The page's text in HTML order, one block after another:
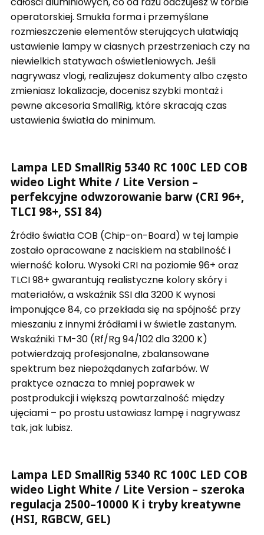
operatorskiej. Smukła forma i przemyślane
rozmieszczenie elementów sterujących ułatwiają
ustawienie lampy w ciasnych przestrzeniach czy na
niewielkich statywach oświetleniowych. Jeśli
nagrywasz vlogi, realizujesz dokumenty albo często
zmieniasz lokalizacje, docenisz szybki montaż i
pewne akcesoria SmallRig, które skracają czas
ustawienia światła do minimum.
Lampa LED SmallRig 5340 RC 100C LED COB
wideo Light White / Lite Version –
perfekcyjne odwzorowanie barw (CRI 96+,
TLCI 98+, SSI 84)
Źródło światła COB (Chip-on-Board) w tej lampie
zostało opracowane z naciskiem na stabilność i
wierność koloru. Wysoki CRI na poziomie 96+ oraz
TLCI 98+ gwarantują realistyczne kolory skóry i
materiałów, a wskaźnik SSI dla 3200 K wynosi
imponujące 84, co przekłada się na spójność przy
mieszaniu z innymi źródłami i w świetle zastanym.
Wskaźniki TM-30 (Rf/Rg 94/102 dla 3200 K)
potwierdzają profesjonalne, zbalansowane
spektrum bez niepożądanych zafarbów. W
praktyce oznacza to mniej poprawek w
postprodukcji i większą powtarzalność między
ujęciami – po prostu ustawiasz lampę i nagrywasz
tak, jak lubisz.
Lampa LED SmallRig 5340 RC 100C LED COB
wideo Light White / Lite Version – szeroka
regulacja 2500–10000 K i tryby kreatywne
(HSI, RGBCW, GEL)